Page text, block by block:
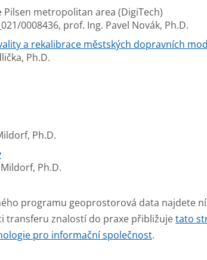
metropolitan area (DigiTech)
0008436, prof. Ing. Pavel Novák, Ph.D.
a rekalibrace městských dopravních
Ph.D.
Ph.D.
Ph.D.
programu geoprostorová data najdete
transferu znalostí do praxe přibližujetato
pro informační společnost.